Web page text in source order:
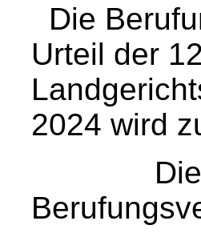
Die
Urteil der
2024 wird
Die